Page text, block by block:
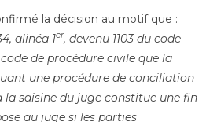
la décision au motif que :
alinéa 1er, devenu 1103 du code
de procédure civile que la
une procédure de conciliation
saisine du juge constitue une fin
au juge si les parties